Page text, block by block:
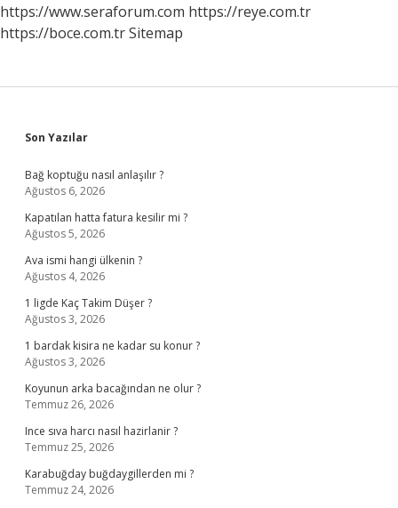
https://www.seraforum.com https://reye.com.tr
https://boce.com.trSitemap
Sidebar
Son Yazılar
Bağ koptuğu nasıl anlaşılır ?
Ağustos 6, 2026
Kapatılan hatta fatura kesilir mi ?
Ağustos 5, 2026
Ava ismi hangi ülkenin ?
Ağustos 4, 2026
1 ligde Kaç Takim Düşer ?
Ağustos 3, 2026
1 bardak kisira ne kadar su konur ?
Ağustos 3, 2026
Koyunun arka bacağından ne olur ?
Temmuz 26, 2026
Ince sıva harcı nasıl hazirlanir ?
Temmuz 25, 2026
Karabuğday buğdaygillerden mi ?
Temmuz 24, 2026